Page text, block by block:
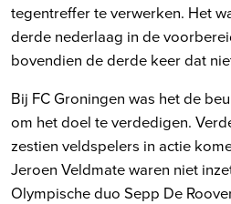
tegentreffer te verwerken. Het
derde nederlaag in de
bovendien de derde keer dat
Bij FC Groningen was het de
om het doel te verdedigen.
zestien veldspelers in actie
Jeroen Veldmate waren niet
Olympische duo Sepp De